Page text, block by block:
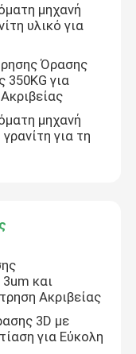
μηχανή
υλικό για
Όρασης
350KG για
μηχανή
για τη
και
Ακριβείας
3D με
για Εύκολη